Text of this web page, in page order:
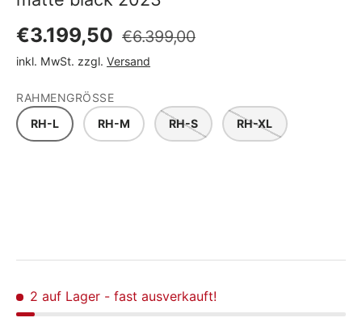
Verkaufspreis
€3.199,50 Normaler Preis
€6.399,00
inkl. MwSt. zzgl. Versand
RAHMENGRÖSSE
RH-L
RH-M RH-S RH-XL
2 auf Lager - fast ausverkauft!